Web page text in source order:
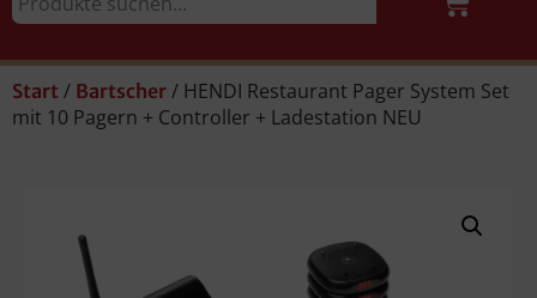
Start / Bartscher / HENDI Restaurant Pager System Set
mit 10 Pagern + Controller + Ladestation NEU